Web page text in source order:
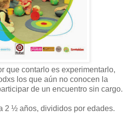
que contarlo es experimentarlo,
los que aún no conocen la
de un encuentro sin cargo.
2 ½ años, divididos por edades.